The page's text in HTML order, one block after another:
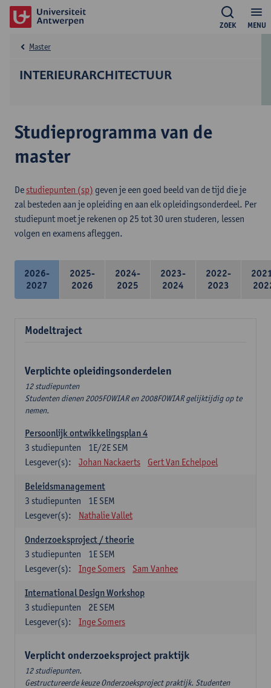
MENU
ZOEK
INTERIEURARCHITECTUUR
Master
Studieprogramma van de
master
De studiepunten (sp) geven je een goed beeld van de tijd die je
zal besteden aan je opleiding en aan elk opleidingsonderdeel. Per
studiepunt moet je rekenen op 25 tot 30 uren studeren, lessen
volgen en examens afleggen.
2026-
2027
2025-
2026
2024-
2025
2023-
2024
2022-
2023
Modeltraject
Verplichte opleidingsonderdelen
12 studiepunten
Studenten dienen 2005FOWIAR en 2008FOWIAR gelijktijdig op te
nemen.
Persoonlijk ontwikkelingsplan 4
1E/2E SEM
3 studiepunten
Lesgever(s):
Johan Nackaerts Gert Van Echelpoel
Beleidsmanagement
1E SEM
3 studiepunten
Lesgever(s):
Nathalie Vallet
Onderzoeksproject / theorie
1E SEM
3 studiepunten
Lesgever(s):
Inge Somers Sam Vanhee
International Design Workshop
2E SEM
3 studiepunten
Lesgever(s):
Inge Somers
Verplicht onderzoeksproject praktijk
12 studiepunten.
Gestructureerde keuze Onderzoeksproject praktijk. Studenten